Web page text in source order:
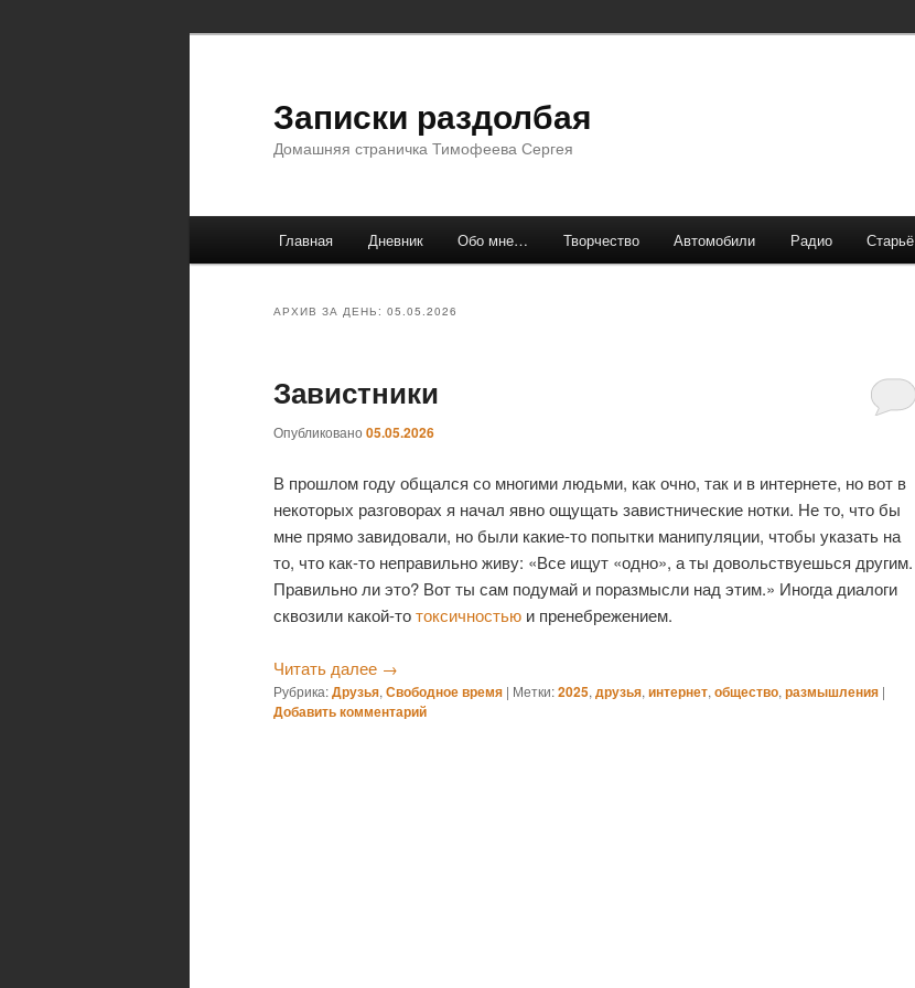
Записки раздолбая
Домашняя страничка Тимофеева Сергея
Главная Дневник Обо мне… Творчество Автомобили Радио Старьё
АРХИВ ЗА ДЕНЬ: 05.05.2026
Завистники
Опубликовано 05.05.2026
В прошлом году общался со многими людьми, как очно, так и в интернете, но вот в
некоторых разговорах я начал явно ощущать завистнические нотки. Не то, что бы
мне прямо завидовали, но были какие-то попытки манипуляции, чтобы указать на
то, что как-то неправильно живу: «Все ищут «одно», а ты довольствуешься другим.
Правильно ли это? Вот ты сам подумай и поразмысли над этим.» Иногда диалоги
сквозили какой-тотоксичностью и пренебрежением.
Читать далее →
Рубрика:Друзья, Свободное время | Метки:2025, друзья, интернет, общество, размышления |
Добавить комментарий